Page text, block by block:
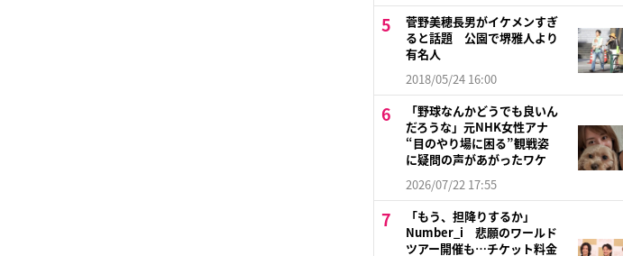
菅野美穂長男がイケメンすぎ
ると話題 公園で堺雅人より
有名人
2018/05/24 16:00
「野球なんかどうでも良いん
だろうな」元NHK女性アナ
“目のやり場に困る”観戦姿
に疑問の声があがったワケ
2026/07/22 17:55
「もう、担降りするか」
Number_i 悲願のワールド
ツアー開催も…チケット料金